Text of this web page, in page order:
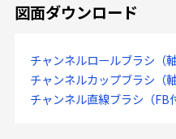
図面ダウンロード
チャンネルロールブラシ（軸
チャンネルカップブラシ（
チャンネル直線ブラシ（FB